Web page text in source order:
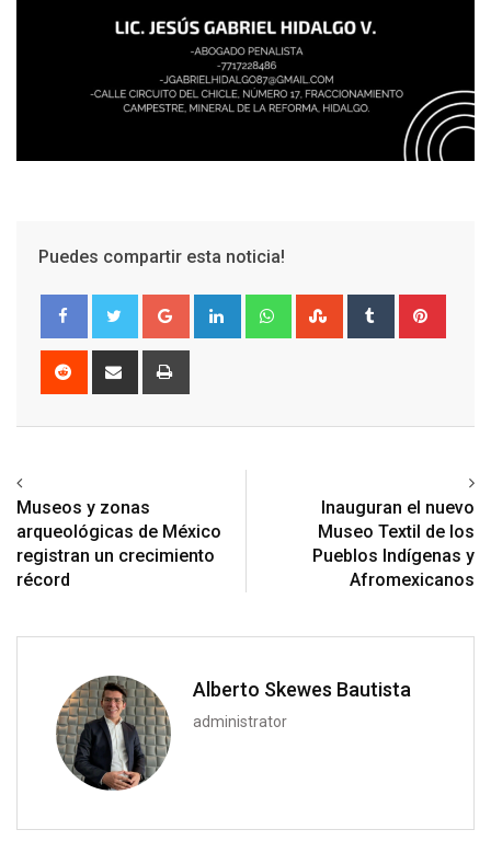
Puedes compartir esta noticia!
Google+ LinkedIn WhatsappStumbleUpon
Tumblr
Reddit
Share
Museos y zonas
arqueológicas de México
registran un crecimiento
récord
Inauguran el nuevo
Museo Textil de los
Pueblos Indígenas y
Afromexicanos
Alberto Skewes Bautista
administrator